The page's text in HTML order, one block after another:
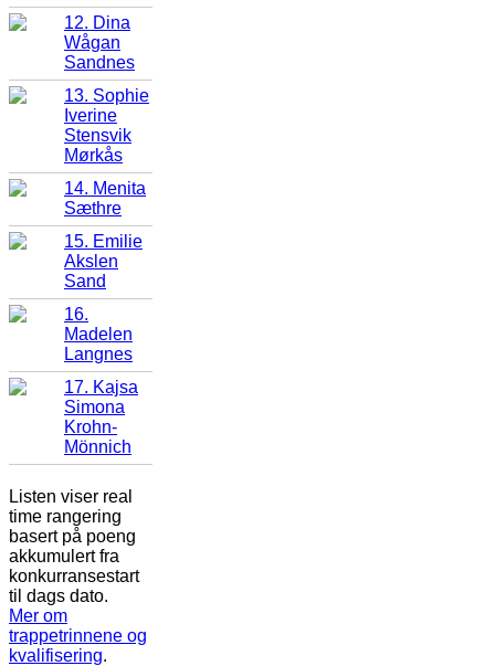
12. Dina
Wågan
Sandnes
13. Sophie
Iverine
Stensvik
Mørkås
14. Menita
Sæthre
15. Emilie
Akslen
Sand
16.
Madelen
Langnes
17. Kajsa
Simona
Krohn-
Mönnich
Listen viser real
time rangering
basert på poeng
akkumulert fra
konkurransestart
til dags dato.
Mer om
trappetrinnene og
kvalifisering.